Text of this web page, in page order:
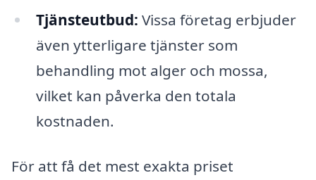
Tjänsteutbud: Vissa företag erbjuder
även ytterligare tjänster som
behandling mot alger och mossa,
vilket kan påverka den totala
kostnaden.
För att få det mest exakta priset